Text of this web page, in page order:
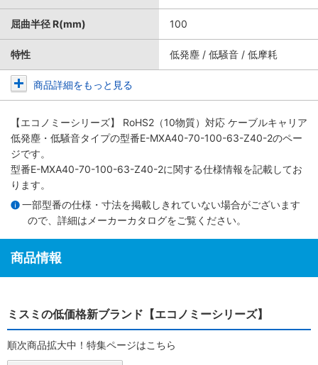
屈曲半径 R(mm) 100
特性 低発塵 / 低騒音 / 低摩耗
商品詳細をもっと見る
【エコノミーシリーズ】 RoHS2（10物質）対応 ケーブルキャリア
低発塵・低騒音タイプの型番E-MXA40-70-100-63-Z40-2のペー
ジです。
型番E-MXA40-70-100-63-Z40-2に関する仕様情報を記載してお
ります。
一部型番の仕様・寸法を掲載しきれていない場合がございます
ので、詳細は メーカーカタログをご覧ください。
商品情報
ミスミの低価格新ブランド【エコノミーシリーズ】
順次商品拡大中！特集ページはこちら